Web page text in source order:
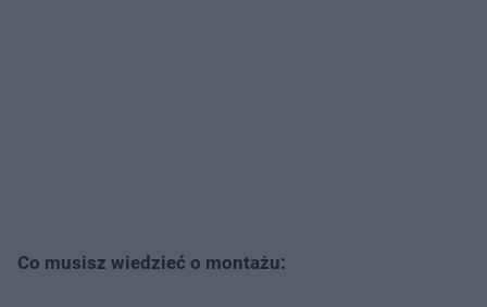
Co musisz wiedzieć o montażu: